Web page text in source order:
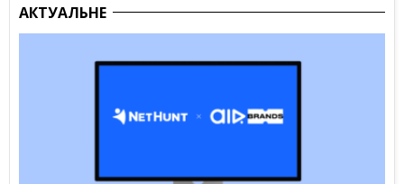
АКТУАЛЬНЕ